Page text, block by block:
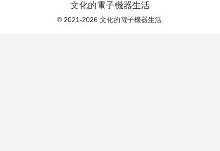
文化的電子機器生活
© 2021-2026 文化的電子機器生活.